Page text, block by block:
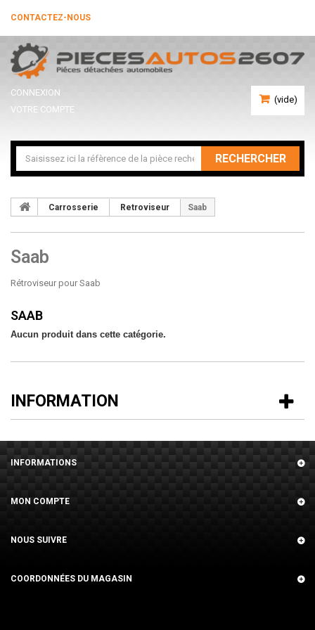
CONTACTEZ-NOUS
(vide)
CONNEXION
VOTRE COMPTE
RECHERCHER
Carrosserie Retroviseur Saab
Saab
Rétroviseur pour Saab
SAAB
Aucun produit dans cette catégorie.
INFORMATION
INFORMATIONS
MON COMPTE
NOUS SUIVRE
COORDONNÉES DU MAGASIN